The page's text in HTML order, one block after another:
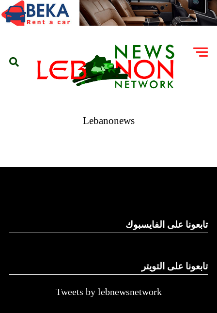
Lebanonews
تابعونا على الفايسبوك
تابعونا على التويتر
Tweets by lebnewsnetwork